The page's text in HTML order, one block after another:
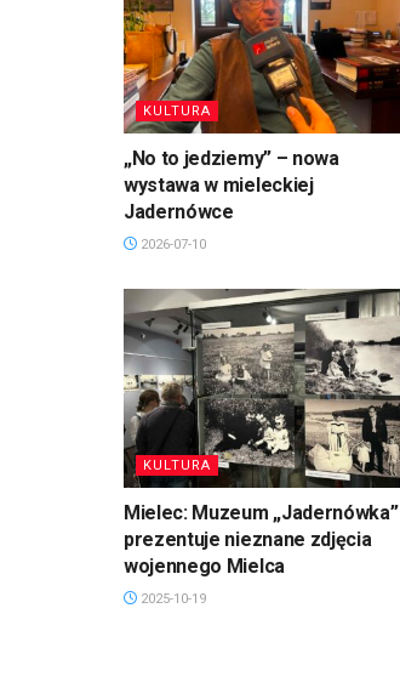
KULTURA
„No to jedziemy” – nowa
wystawa w mieleckiej
Jadernówce
2026-07-10
KULTURA
Mielec: Muzeum „Jadernówka”
prezentuje nieznane zdjęcia
wojennego Mielca
2025-10-19